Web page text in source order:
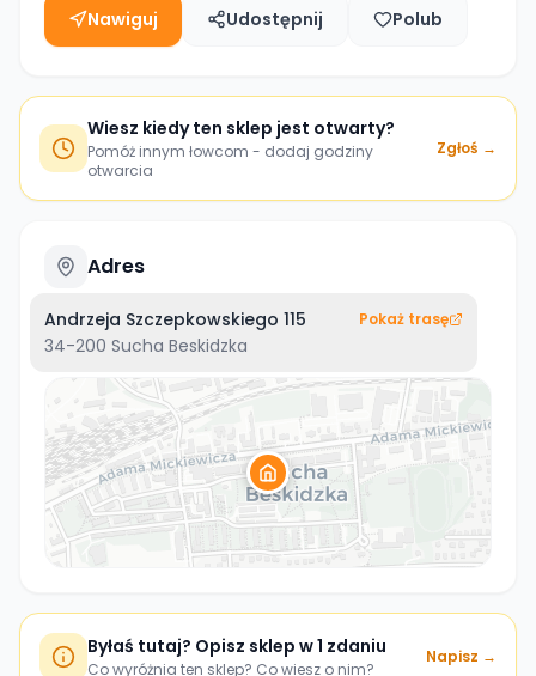
Nawiguj Udostępnij Polub
Wiesz kiedy ten sklep jest otwarty?
Pomóż innym łowcom - dodaj godziny
otwarcia
Zgłoś →
Adres
Andrzeja Szczepkowskiego 115
34-200 Sucha Beskidzka
Pokaż trasę
Byłaś tutaj? Opisz sklep w 1 zdaniu
Co wyróżnia ten sklep? Co wiesz o nim?
Napisz →